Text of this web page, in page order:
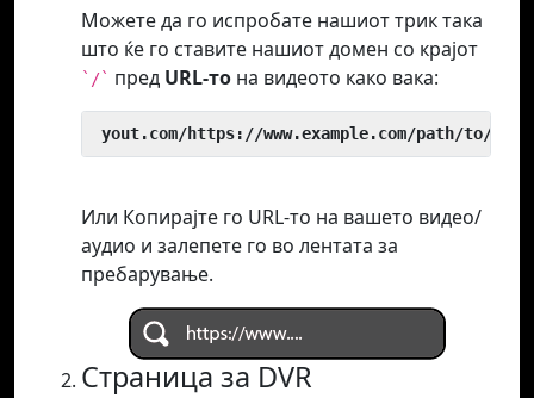
Можете да го испробате нашиот трик така
што ќе го ставите нашиот домен со крајот
`/` пред URL-то на видеото како вака:
yout.com/https://www.example.com/path/to/
Или Копирајте го URL-то на вашето видео/
аудио и залепете го во лентата за
пребарување.
Страница за DVR